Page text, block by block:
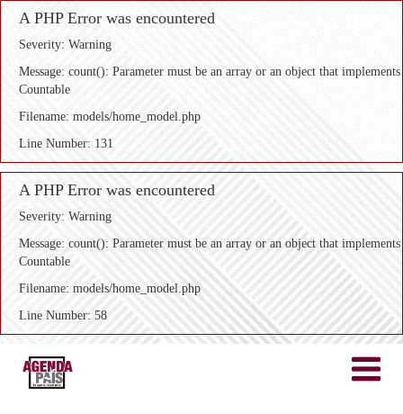
A PHP Error was encountered
Severity: Warning
Message: count(): Parameter must be an array or an object that implements
Countable
Filename: models/home_model.php
Line Number: 131
A PHP Error was encountered
Severity: Warning
Message: count(): Parameter must be an array or an object that implements
Countable
Filename: models/home_model.php
Line Number: 58